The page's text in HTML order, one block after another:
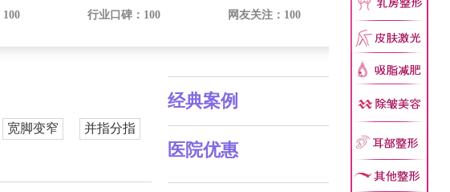
100 行业口碑： 100 网友关注： 100
宽脚变窄 并指分指
经典案例
医院优惠